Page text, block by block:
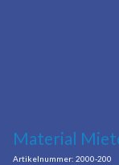
Material
2000-200